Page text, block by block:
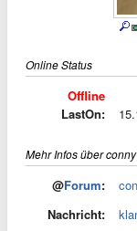
Online Status
Offline
LastOn:
Mehr Infos über
@Forum:
Nachricht: